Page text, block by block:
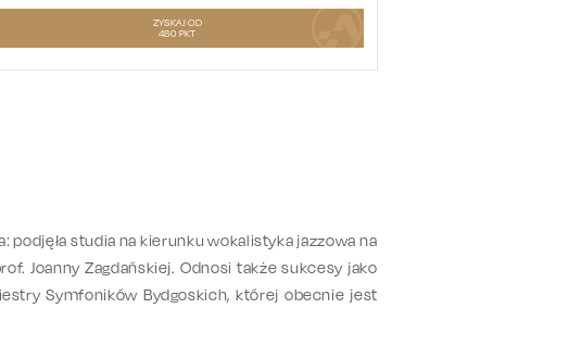
ZYSKAJ OD
480 PKT
podjęła studia na kierunku wokalistyka jazzowa na
Joanny Zagdańskiej. Odnosi także sukcesy jako
Symfoników Bydgoskich, której obecnie jest